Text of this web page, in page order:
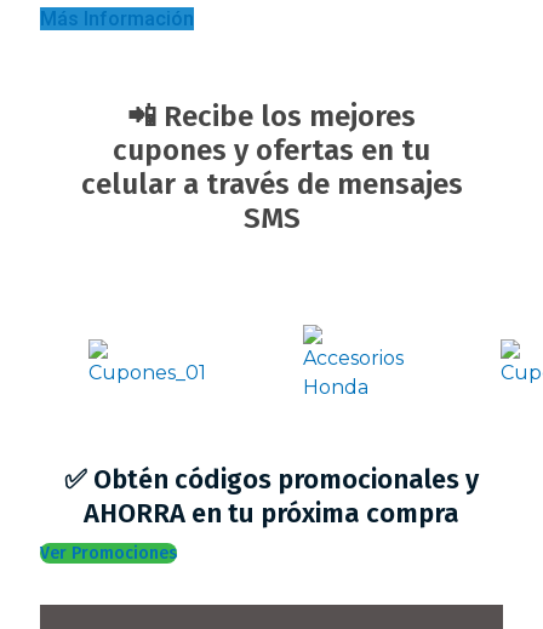
Más Información
📲 Recibe los mejores
cupones y ofertas en tu
celular a través de mensajes
SMS
✅ Obtén códigos promocionales y
AHORRA en tu próxima compra
Ver Promociones